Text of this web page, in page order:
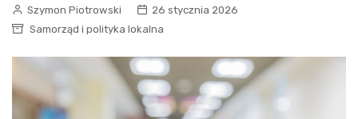
Szymon Piotrowski
26 stycznia 2026
Samorząd i polityka lokalna